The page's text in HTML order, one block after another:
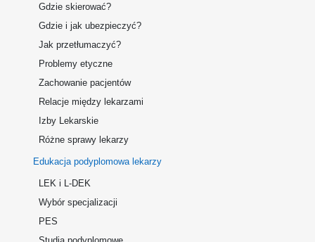
Gdzie skierować?
Gdzie i jak ubezpieczyć?
Jak przetłumaczyć?
Problemy etyczne
Zachowanie pacjentów
Relacje między lekarzami
Izby Lekarskie
Różne sprawy lekarzy
Edukacja podyplomowa lekarzy
LEK i L-DEK
Wybór specjalizacji
PES